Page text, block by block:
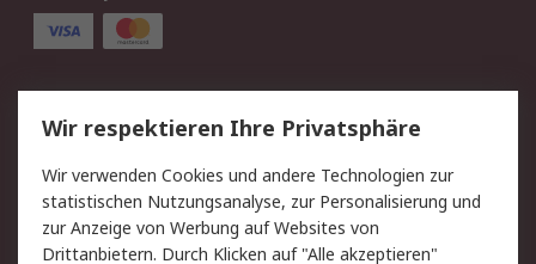
Service
Value Added Services
Lieferlösungen
Rücksendungen
Kontakt
Hilfe
Privatkunden
Wir respektieren Ihre Privatsphäre
Wir verwenden Cookies und andere Technologien zur
statistischen Nutzungsanalyse, zur Personalisierung und
zur Anzeige von Werbung auf Websites von
Drittanbietern. Durch Klicken auf "Alle akzeptieren"